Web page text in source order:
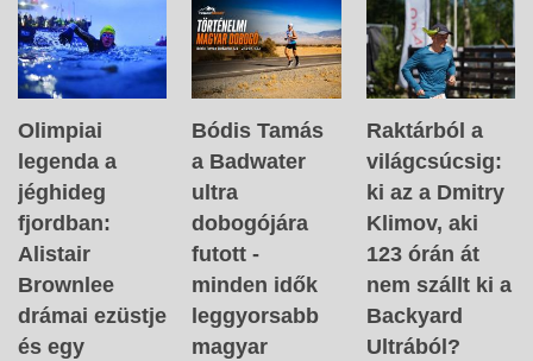
Olimpiai
legenda a
jéghideg
fjordban:
Alistair
Brownlee
drámai ezüstje
és egy
Bódis Tamás
a Badwater
ultra
dobogójára
futott -
minden idők
leggyorsabb
magyar
Raktárból a
világcsúcsig:
ki az a Dmitry
Klimov, aki
123 órán át
nem szállt ki a
Backyard
Ultrából?